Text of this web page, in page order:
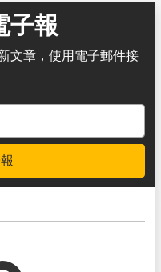
子報
文章，使用電子郵件接